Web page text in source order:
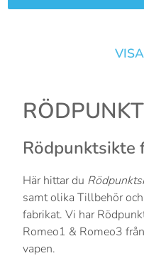
Rödpunktsikte
Här hittar du
samt olika Tillbehör
fabrikat. Vi har
Romeo1 & Romeo3 från
vapen.